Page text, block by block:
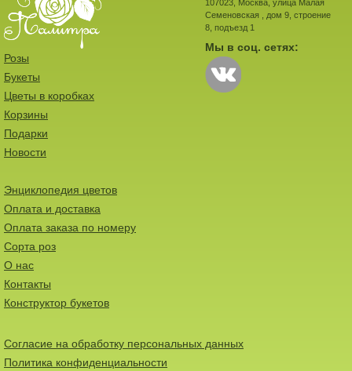
107023, Москва, улица Малая
Семеновская , дом 9, строение
8, подъезд 1
Мы в соц. сетях:
Розы
Букеты
Цветы в коробках
Корзины
Подарки
Новости
Энциклопедия цветов
Оплата и доставка
Оплата заказа по номеру
Сорта роз
О нас
Контакты
Конструктор букетов
Согласие на обработку персональных данных
Политика конфиденциальности